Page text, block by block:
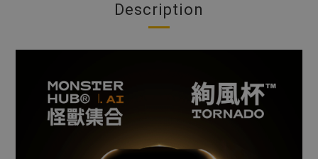
Description